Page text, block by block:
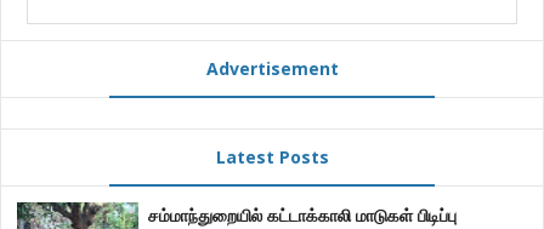
Advertisement
Latest Posts
சம்மாந்துறையில் கட்டாக்காலி மாடுகள் பிடிப்பு